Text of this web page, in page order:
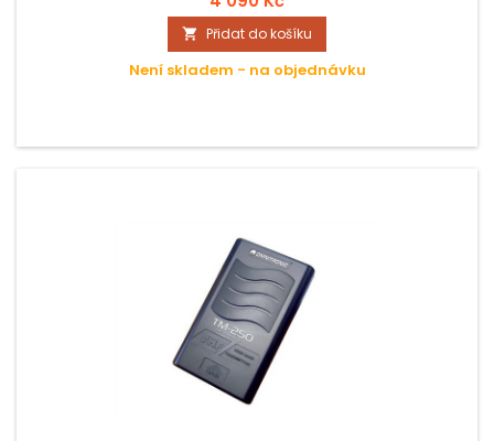
 Přidat do košíku
Není skladem - na objednávku